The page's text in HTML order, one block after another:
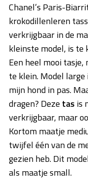
Chanel’s Paris-
krokodillenleren
verkrijgbaar in de
kleinste model, is te
Een heel mooi
te klein. Model
mijn hond in pas.
dragen? Deze tas is
verkrijgbaar, maar
Kortom maatje
twijfel één van de
gezien heb. Dit
als maatje small.